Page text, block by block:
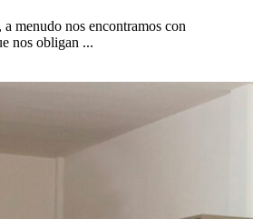
menudo nos encontramos con
nos obligan ...